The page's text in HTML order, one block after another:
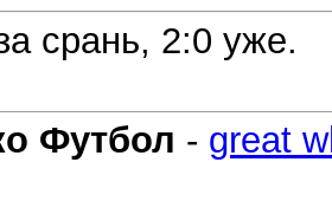
срань, 2:0 уже.
Футбол - great